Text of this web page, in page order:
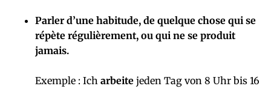
Parler d’une habitude, de quelque chose qui se
répète régulièrement, ou qui ne se produit
jamais.
Exemple : Ich arbeite jeden Tag von 8 Uhr bis 16